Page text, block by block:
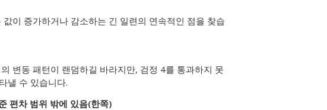
이 증가하거나 감소하는 긴 일련의 연속적인 점을 찾습
변동 패턴이 랜덤하길 바라지만, 검정 4를 통과하지 못
낼 수 있습니다.
편차 범위 밖에 있음(한쪽)